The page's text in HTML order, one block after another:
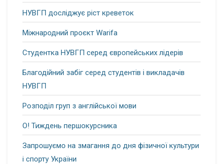
НУВГП досліджує ріст креветок
Міжнародний проєкт Warifa
Студентка НУВГП серед європейських лідерів
Благодійний забіг серед студентів і викладачів
НУВГП
Розподіл груп з англійської мови
О! Тиждень першокурсника
Запрошуємо на змагання до дня фізичної культури
і спорту України